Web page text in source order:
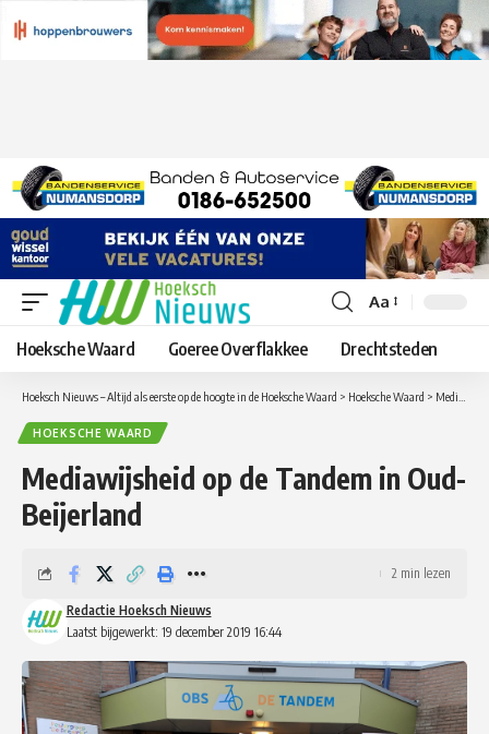
Lettergrootte
aanpassen
Aa
Hoeksche Waard Goeree Overflakkee Drechtsteden
Hoeksch Nieuws – Altijd als eerste op de hoogte in de Hoeksche Waard > Hoeksche Waard > Mediawijsheid op de Tandem in Oud-Beijerland
HOEKSCHE WAARD
Mediawijsheid op de Tandem in Oud-
Beijerland
Laatst bijgewerkt: 19 december 2019 16:44
Redactie Hoeksch Nieuws
2 min lezen